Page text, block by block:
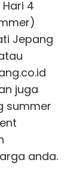
4
Jepang
juga
summer
anda.